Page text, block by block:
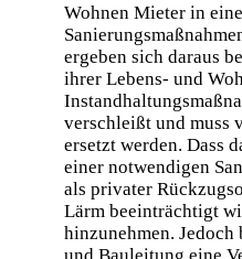
Wohnen Mieter in
ergeben sich daraus
ihrer Lebens- und
verschleißt und muss
ersetzt werden. Dass
einer notwendigen
als privater
Lärm beeinträchtigt
hinzunehmen. Jedoch
und Bauleitung eine